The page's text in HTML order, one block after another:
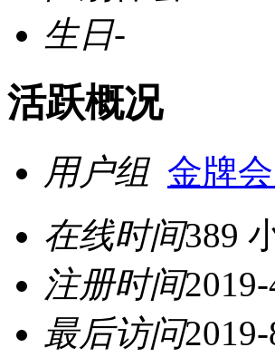
生日-
活跃概况
用户组 金牌
在线时间389
注册时间
最后访问